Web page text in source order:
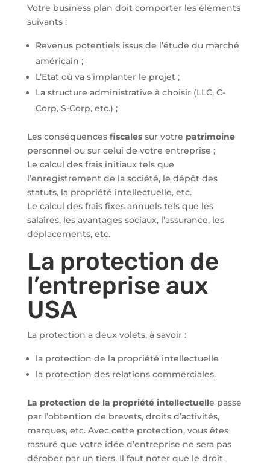
Votre business plan doit comporter les éléments
suivants :
Revenus potentiels issus de l’étude du marché
américain ;
L’Etat où va s’implanter le projet ;
La structure administrative à choisir (LLC, C-
Corp, S-Corp, etc.) ;
Les conséquences fiscales sur votre patrimoine
personnel ou sur celui de votre entreprise ;
Le calcul des frais initiaux tels que
l’enregistrement de la société, le dépôt des
statuts, la propriété intellectuelle, etc.
Le calcul des frais fixes annuels tels que les
salaires, les avantages sociaux, l’assurance, les
déplacements, etc.
La protection de
l’entreprise aux
USA
La protection a deux volets, à savoir :
la protection de la propriété intellectuelle
la protection des relations commerciales.
La protection de la propriété intellectuelle passe
par l’obtention de brevets, droits d’activités,
marques, etc. Avec cette protection, vous êtes
rassuré que votre idée d’entreprise ne sera pas
dérober par un tiers. Il faut noter que le droit